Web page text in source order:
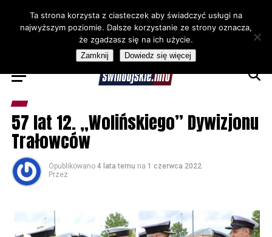
57 lat 12. „Wolińskiego” Dywizjonu
Trałowców
Opublikowano 4 lata temu na 1 czerwca 2022
Przez
Ta strona korzysta z ciasteczek aby świadczyć usługi na
najwyższym poziomie. Dalsze korzystanie ze strony oznacza,
że zgadzasz się na ich użycie.
Zamknij Dowiedz się więcej